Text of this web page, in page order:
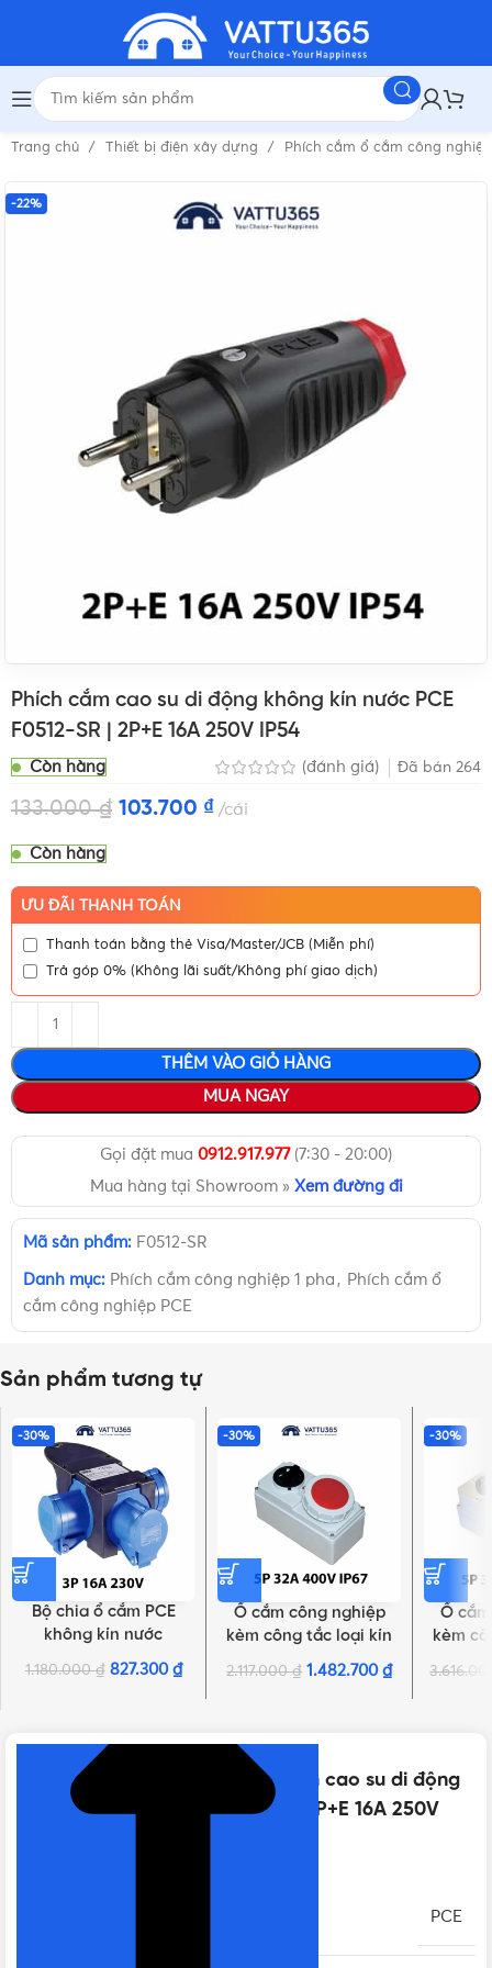
Trang chủ Thiết bị điện xây dựng Phích cắm ổ cắm công
-22%
Phích cắm cao su di động không kín nước PCE
F0512-SR | 2P+E 16A 250V IP54
Còn hàng (đánh giá) Đã bán 264
133.000₫ 103.700 ₫ cái
Còn hàng
ƯU ĐÃI THANH TOÁN
Thanh toán bằng thẻ Visa/Master/JCB (Miễn phí)
Trả góp 0% (Không lãi suất/Không phí giao dịch)
THÊM VÀO GIỎ HÀNG
MUA NGAY
Gọi đặt mua 0912.917.977(7:30 - 20:00)
Mua hàng tại Showroom » Xem đường đi
Mã sản phẩm: F0512-SR
Danh mục: Phích cắm công nghiệp 1 pha , Phích cắm ổ
cắm công nghiệp PCE
Sản phẩm tương tự
-30%
Bộ chia ổ cắm PCE
không kín nước
F9430401 | 3P 16A 230V
1.180.000₫ 827.300 ₫
-30%
Ổ cắm công nghiệp
kèm công tắc loại kín
nước PCE F61252-6 | 5P
32A 400V 6H IP67
2.117.000₫ 1.482.700₫
-30%
Ổ
kèm
Thông số kỹ thuật của Phích cắm cao su di động
không kín nước PCE F0512-SR | 2P+E 16A 250V
PCE
NHẤN ĐỂ XEM TIẾP (THU GỌN)